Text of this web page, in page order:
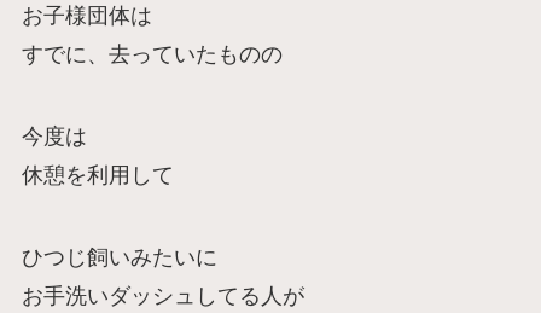
お子様団体は
すでに、去っていたものの
今度は
休憩を利用して
ひつじ飼いみたいに
お手洗いダッシュしてる人が